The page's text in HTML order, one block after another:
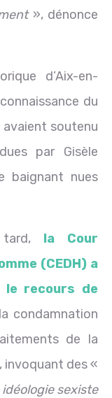
», dénonce
d’Aix-en-
du
soutenu
par Gisèle
baignant nues
tard, la Cour
(CEDH) a
le recours de
condamnation
de la
invoquant des «
idéologie sexiste